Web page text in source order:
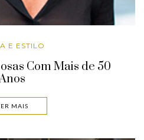
E ESTILO
Com Mais de 50
MAIS